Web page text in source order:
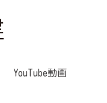
YouTube動画